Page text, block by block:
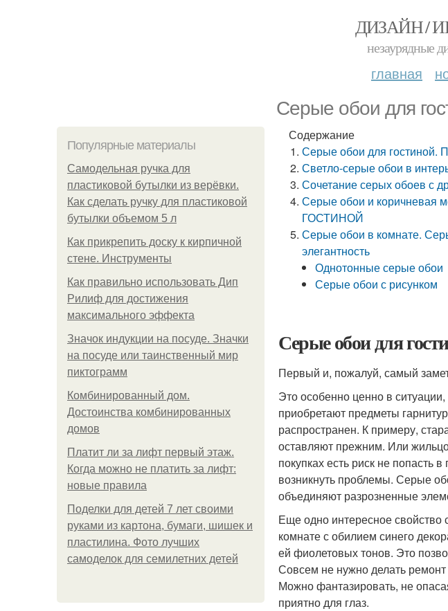
ДИЗАЙН /
незаурядные
главная
Серые обои для
Популярные материалы
Самодельная ручка для
пластиковой бутылки из верёвки.
Как сделать ручку для пластиковой
бутылки объемом 5 л
Как прикрепить доску к кирпичной
стене. Инструменты
Как правильно использовать Дип
Рилиф для достижения
максимального эффекта
Значок индукции на посуде. Значки
на посуде или таинственный мир
пиктограмм
Комбинированный дом.
Достоинства комбинированных
домов
Платит ли за лифт первый этаж.
Когда можно не платить за лифт:
новые правила
Поделки для детей 7 лет своими
руками из картона, бумаги, шишек и
пластилина. Фото лучших
самоделок для семилетних детей
Содержание
Серые обои для гостиной.
Светло-серые обои в
Сочетание серых обоев с
Серые обои и
ГОСТИНОЙ
Серые обои в комнате.
элегантность
Однотонные серые обои
Серые обои с рисунком
Серые обои для
Первый и, пожалуй, самый
Это особенно ценно в
приобретают предметы
распространен. К примеру,
оставляют прежним. Или
покупках есть риск не попасть
возникнуть проблемы. Серые
объединяют разрозненные
Еще одно интересное свойство
комнате с обилием синего
ей фиолетовых тонов. Это
Совсем не нужно делать
Можно фантазировать, не
приятно для глаз.